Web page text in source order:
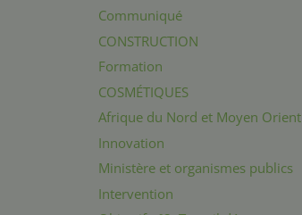
Communiqué
CONSTRUCTION
Formation
COSMÉTIQUES
Afrique du Nord et Moyen Orient
Innovation
Ministère et organismes publics
Intervention